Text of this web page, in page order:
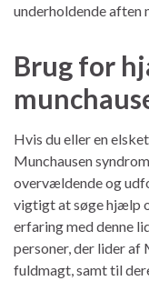
underholdende aften
Brug for
Hvis du eller en
Munchausen
overvældende og
vigtigt at søge hjælp
erfaring med denne
personer, der lider af
fuldmagt, samt til